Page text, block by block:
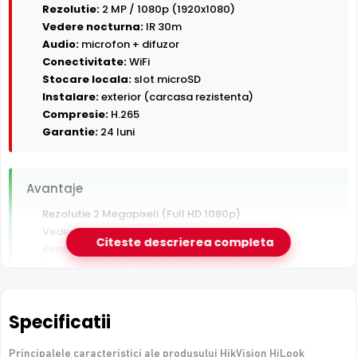
Rezolutie: 2 MP / 1080p (1920x1080)
Vedere nocturna: IR 30m
Audio: microfon + difuzor
Conectivitate:WiFi
Stocare locala: slot microSD
Instalare:exterior (carcasa rezistenta)
Compresie: H.265
Garantie: 24 luni
Avantaje
Rezolutie 2 Megapixeli (Full HD 1080p)
Vedere nocturna in infrarosu pana la 30 m
Rezistenta la exterior — ploaie, praf si inghet
Conectare Wi-Fi — instalare fara cablu de retea
aplicatie
Citeste descrierea completa
Specificatii
Principalele caracteristici ale produsului HikVision HiLook